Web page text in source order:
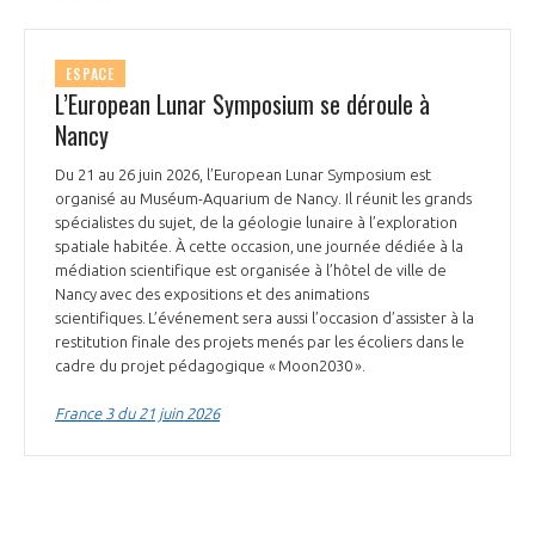
ESPACE
L’European Lunar Symposium se déroule à
Nancy
Du 21 au 26 juin 2026, l’European Lunar Symposium est
organisé au Muséum-Aquarium de Nancy. Il réunit les grands
spécialistes du sujet, de la géologie lunaire à l’exploration
spatiale habitée. À cette occasion, une journée dédiée à la
médiation scientifique est organisée à l’hôtel de ville de
Nancy avec des expositions et des animations
scientifiques. L’événement sera aussi l’occasion d’assister à la
restitution finale des projets menés par les écoliers dans le
cadre du projet pédagogique « Moon2030 ».
France 3 du 21 juin 2026